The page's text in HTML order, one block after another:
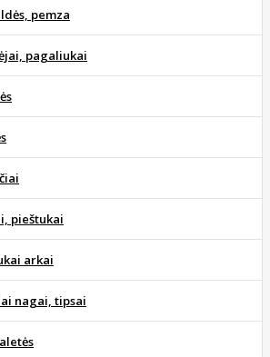
pemza
pagaliukai
pieštukai
arkai
nagai, tipsai